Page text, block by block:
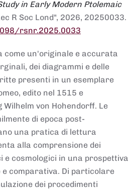
in Early Modern Ptolemaic
R Soc Lond", 2026, 20250033.
rsnr.2025.0033
come un'originale e accurata
dei diagrammi e delle
presenti in un esemplare
edito nel 1515 e
von Hohendorff. Le
di epoca post-
una pratica di lettura
alla comprensione dei
e cosmologici in una prospettiva
comparativa. Di particolare
dei procedimenti